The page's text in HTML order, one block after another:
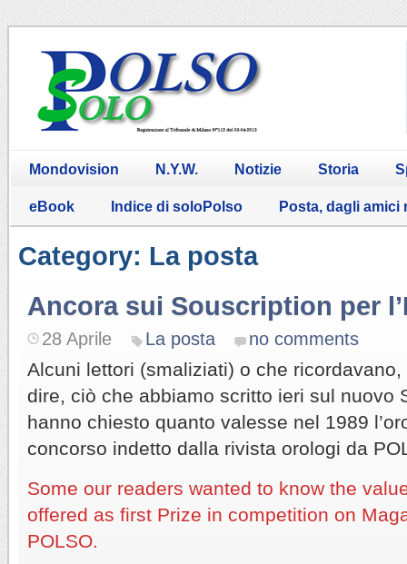
Mondovision N.Y.W. Notizie Storia
eBook Indice di soloPolso Posta, dagli amici
Category: La posta
Ancora sui Souscription per
28 Aprile La posta no comments
Alcuni lettori (smaliziati) o che
dire, ciò che abbiamo scritto ieri sul nuovo
hanno chiesto quanto valesse nel 1989
concorso indetto dalla rivista orologi da
Some our readers wanted to know the
offered as first Prize in competition on
POLSO.